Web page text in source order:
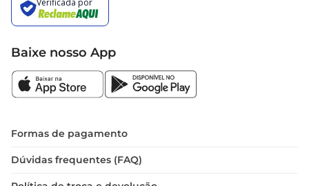
Baixe nosso App
Formas de pagamento
Dúvidas frequentes (FAQ)